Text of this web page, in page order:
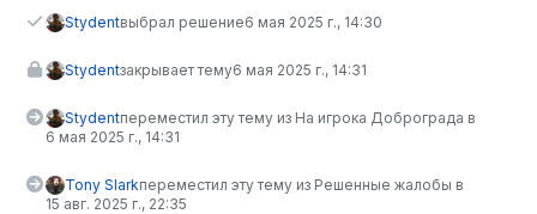
Stydentвыбрал решение6 мая 2025 г., 14:30
Stydentзакрывает тему6 мая 2025 г., 14:31
Stydentпереместил эту тему из На игрока Доброграда в
6 мая 2025 г., 14:31
Tony Slarkпереместил эту тему из Решенные жалобы в
15 авг. 2025 г., 22:35